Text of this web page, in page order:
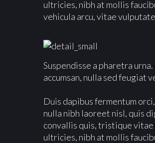
ultricies, nibh at mollis
vehicula arcu, vitae
Suspendisse a pharetra
accumsan, nulla sed feugiat
Duis dapibus fermentum
nulla nibh laoreet nisl, quis
convallis quis, tristique
ultricies, nibh at mollis